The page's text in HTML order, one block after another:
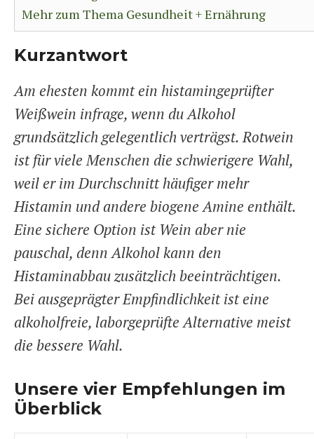
Mehr zum Thema Gesundheit + Ernährung
Kurzantwort
Am ehesten kommt ein histamingeprüfter
Weißwein infrage, wenn du Alkohol
grundsätzlich gelegentlich verträgst. Rotwein
ist für viele Menschen die schwierigere Wahl,
weil er im Durchschnitt häufiger mehr
Histamin und andere biogene Amine enthält.
Eine sichere Option ist Wein aber nie
pauschal, denn Alkohol kann den
Histaminabbau zusätzlich beeinträchtigen.
Bei ausgeprägter Empfindlichkeit ist eine
alkoholfreie, laborgeprüfte Alternative meist
die bessere Wahl.
Unsere vier Empfehlungen im
Überblick